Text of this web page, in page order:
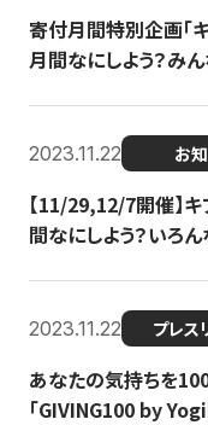
寄付月間特別企画「
月間なにしよう？み
2023.11.22 お
【11/29,12/7開催】
間なにしよう？いろ
2023.11.22 プレス
あなたの気持ちを
「GIVING100 by